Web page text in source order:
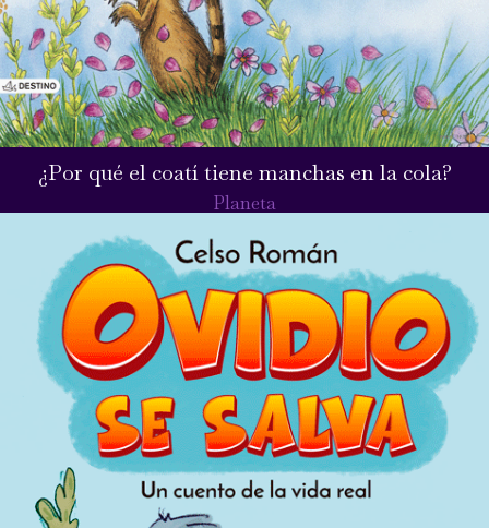
¿Por qué el coatí tiene manchas en la cola?
Planeta